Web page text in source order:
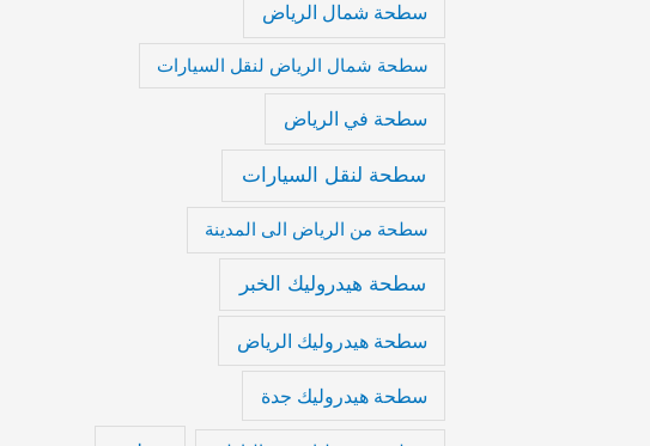
سطحة شمال الرياض
سطحة شمال الرياض لنقل السيارات
سطحة في الرياض
سطحة لنقل السيارات
سطحة من الرياض الى المدينة
سطحة هيدروليك الخبر
سطحة هيدروليك الرياض
سطحة هيدروليك جدة